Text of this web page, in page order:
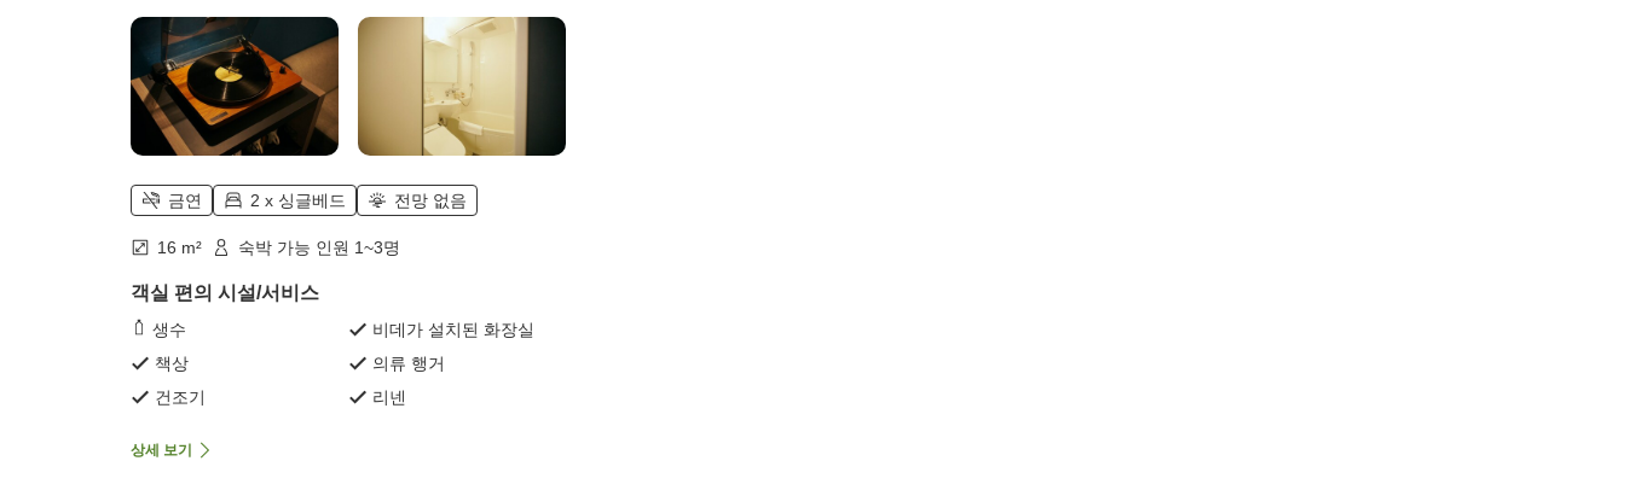
금연 2 x 싱글베드 전망 없음
16 m² 숙박 가능 인원 1~3명
객실 편의 시설/서비스
생수
비데가 설치된 화장실
책상
의류 행거
건조기
리넨
상세 보기